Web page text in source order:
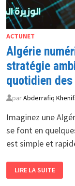
ACTUNET
Algérie
stratégie
quotidien
parAbderrafiq
Imaginez une
se font en
est simple et
NUMÉRIQUE
2030
LIRE LA SUITE